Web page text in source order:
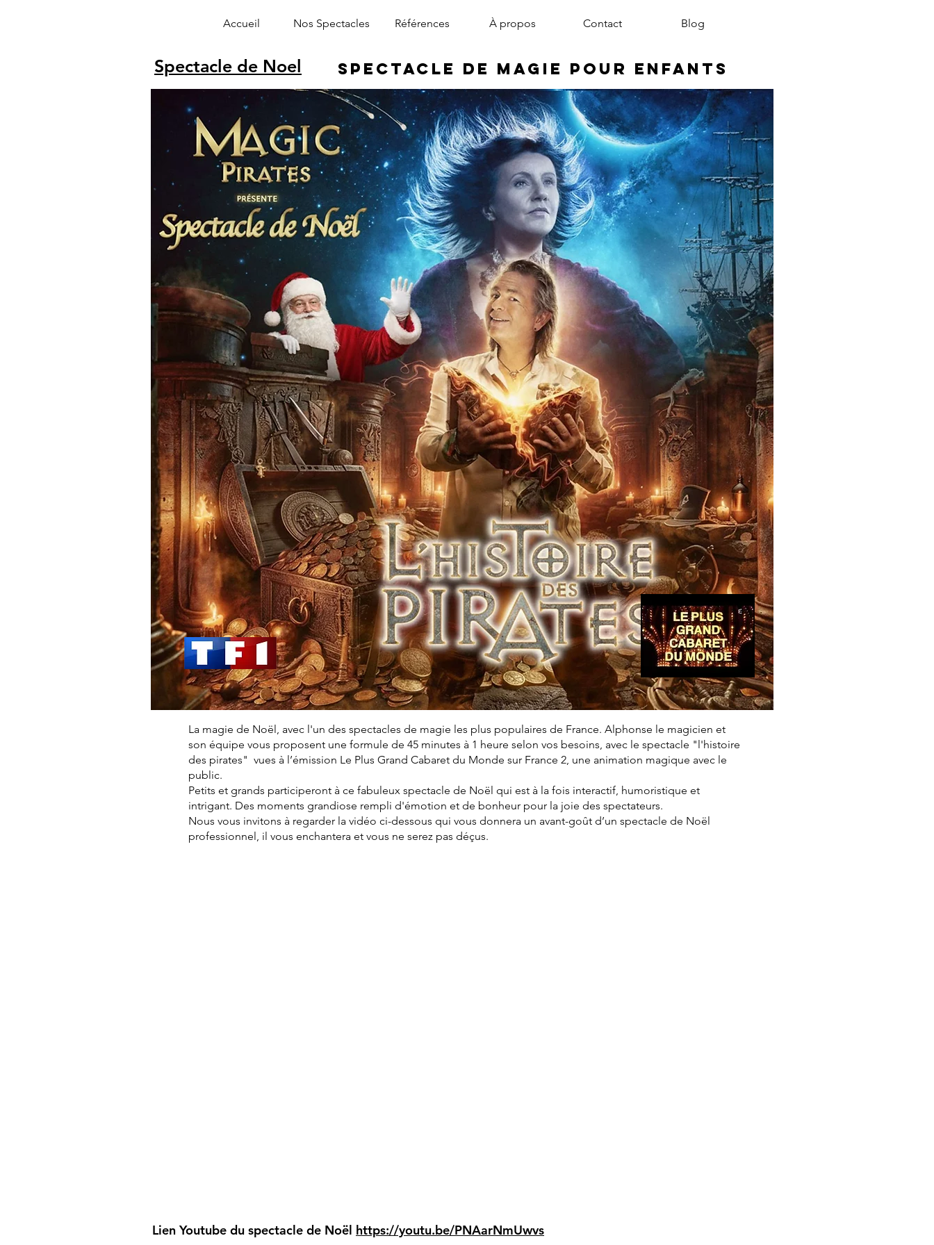
Accueil Nos Spectacles Références À propos Contact Blog
Spectacle de Noel Spectacle de Magie pour enfants
Alphonse le magicien arbre de noël
La magie de Noël, avec l'un des spectacles de magie les plus populaires de France. Alphonse le magicien et
son équipe vous proposent une formule de 45 minutes à 1 heure selon vos besoins, avec le spectacle "l'histoire
des pirates" vues à l’émission Le Plus Grand Cabaret du Monde sur France 2, une animation magique avec le
public.
Petits et grands participeront à ce fabuleux spectacle de Noël qui est à la fois interactif, humoristique et
intrigant. Des moments grandiose rempli d'émotion et de bonheur pour la joie des spectateurs.
Nous vous invitons à regarder la vidéo ci-dessous qui vous donnera un avant-goût d’un spectacle de Noël
professionnel, il vous enchantera et vous ne serez pas déçus.
Lien Youtube du spectacle de Noël https://youtu.be/PNAarNmUwvs